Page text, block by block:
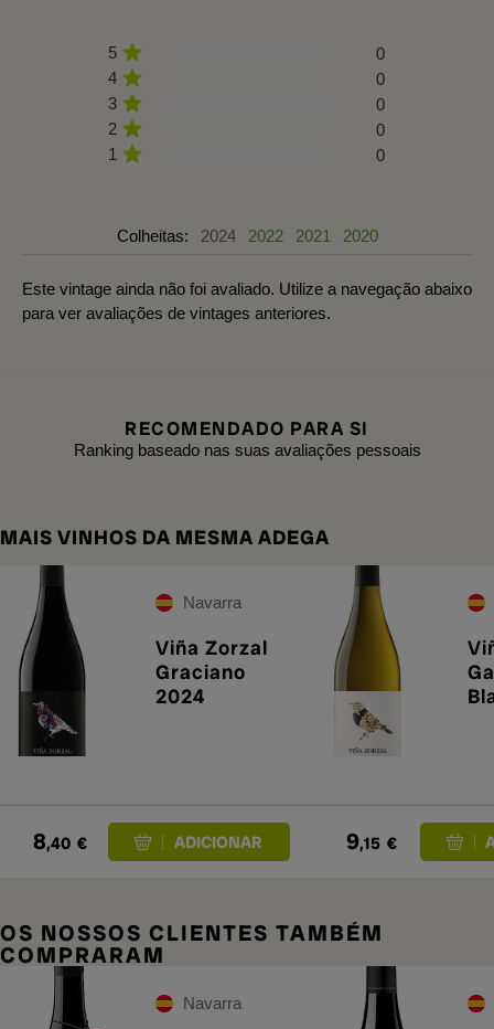
5
0
4
0
3
0
2
0
1
0
Colheitas: 2024 2022 2021 2020
Este vintage ainda não foi avaliado. Utilize a navegação abaixo
para ver avaliações de vintages anteriores.
RECOMENDADO PARA SI
Ranking baseado nas suas avaliações pessoais
MAIS VINHOS DA MESMA ADEGA
Navarra
Viña Zorzal
Graciano
2024
8,40 € 9,15 €
OS NOSSOS CLIENTES TAMBÉM
COMPRARAM
Navarra